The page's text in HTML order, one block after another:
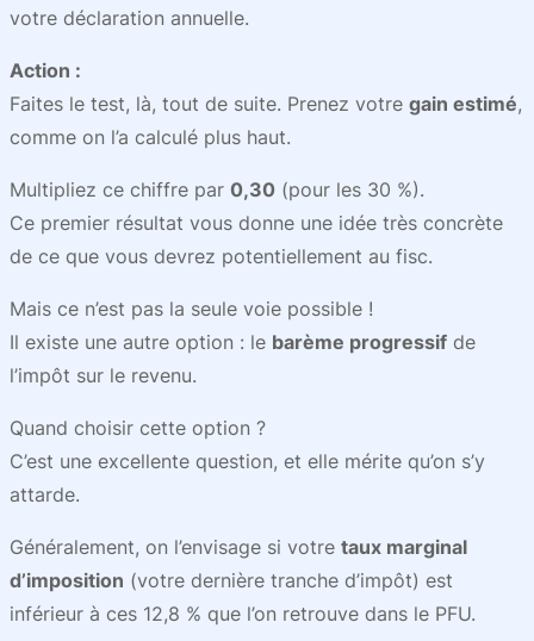
votre déclaration annuelle.
Action :
Faites le test, là, tout de suite. Prenez votre gain estimé,
comme on l’a calculé plus haut.
Multipliez ce chiffre par 0,30 (pour les 30 %).
Ce premier résultat vous donne une idée très concrète
de ce que vous devrez potentiellement au fisc.
Mais ce n’est pas la seule voie possible !
Il existe une autre option : le barème progressif de
l’impôt sur le revenu.
Quand choisir cette option ?
C’est une excellente question, et elle mérite qu’on s’y
attarde.
Généralement, on l’envisage si votre taux marginal
d’imposition (votre dernière tranche d’impôt) est
inférieur à ces 12,8 % que l’on retrouve dans le PFU.